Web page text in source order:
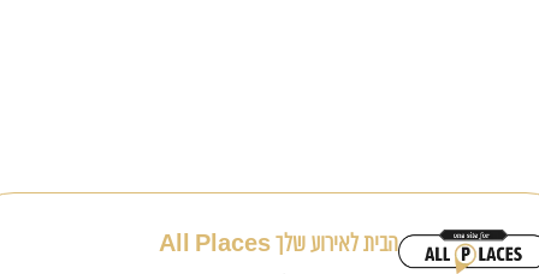
הבית לאירוע שלך All Places